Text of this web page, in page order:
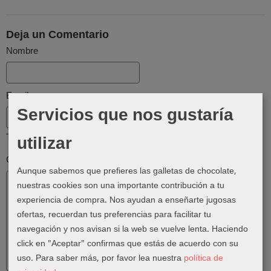
Deja un Comentario
Nombre
Email
Tu email no será publicado
Comentario
Servicios que nos gustaría
utilizar
Aunque sabemos que prefieres las galletas de chocolate,
nuestras cookies son una importante contribución a tu
experiencia de compra. Nos ayudan a enseñarte jugosas
ofertas, recuerdan tus preferencias para facilitar tu
navegación y nos avisan si la web se vuelve lenta. Haciendo
click en "Aceptar" confirmas que estás de acuerdo con su
uso. Para saber más, por favor lea nuestra política de